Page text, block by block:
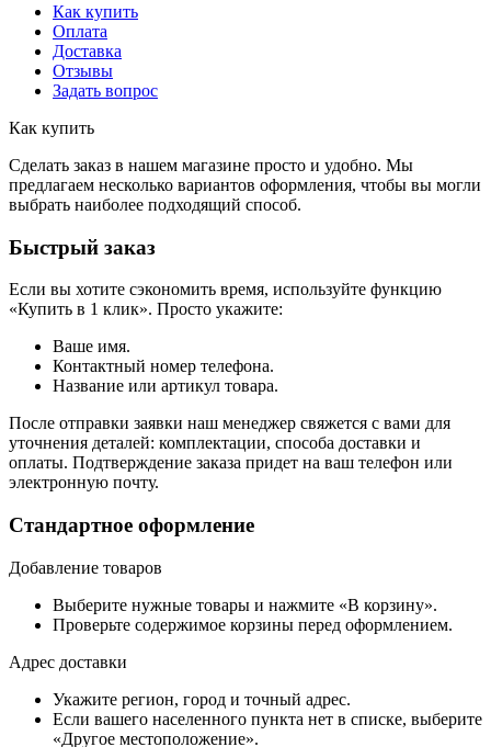
Как купить
Оплата
Доставка
Отзывы
Задать вопрос
Как купить
Сделать заказ в нашем магазине просто и удобно. Мы
предлагаем несколько вариантов оформления, чтобы вы могли
выбрать наиболее подходящий способ.
Быстрый заказ
Если вы хотите сэкономить время, используйте функцию
«Купить в 1 клик». Просто укажите:
Ваше имя.
Контактный номер телефона.
Название или артикул товара.
После отправки заявки наш менеджер свяжется с вами для
уточнения деталей: комплектации, способа доставки и
оплаты. Подтверждение заказа придет на ваш телефон или
электронную почту.
Стандартное оформление
Добавление товаров
Выберите нужные товары и нажмите «В корзину».
Проверьте содержимое корзины перед оформлением.
Адрес доставки
Укажите регион, город и точный адрес.
Если вашего населенного пункта нет в списке, выберите
«Другое местоположение».